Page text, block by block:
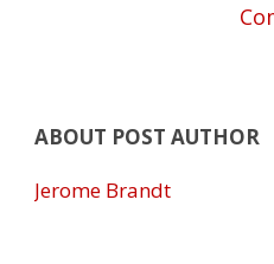
ABOUT POST AUTHOR
Jerome Brandt